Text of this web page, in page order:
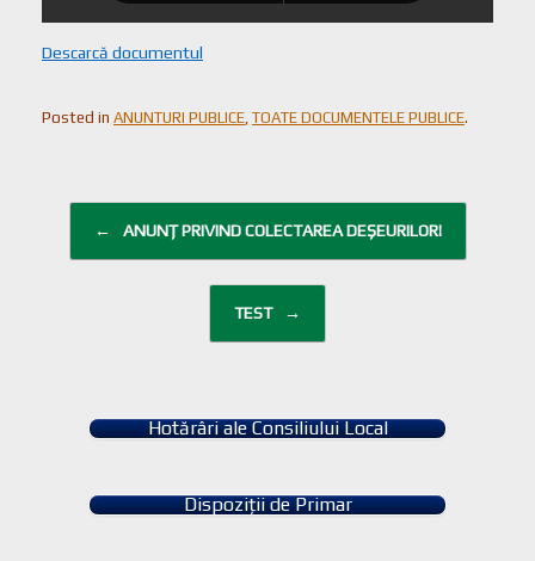
Descarcă documentul
Posted in ANUNTURI PUBLICE TOATE DOCUMENTELE PUBLICE.
← ANUNȚ PRIVIND COLECTAREA DEȘEURILOR!
TEST →
Hotărâri ale Consiliului Local
Dispoziții de Primar